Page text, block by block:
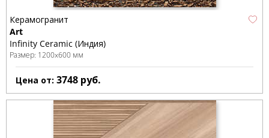
Керамогранит
Art
Infinity Ceramic (Индия)
Размер: 1200x600 мм
Цена от: 3748 руб.